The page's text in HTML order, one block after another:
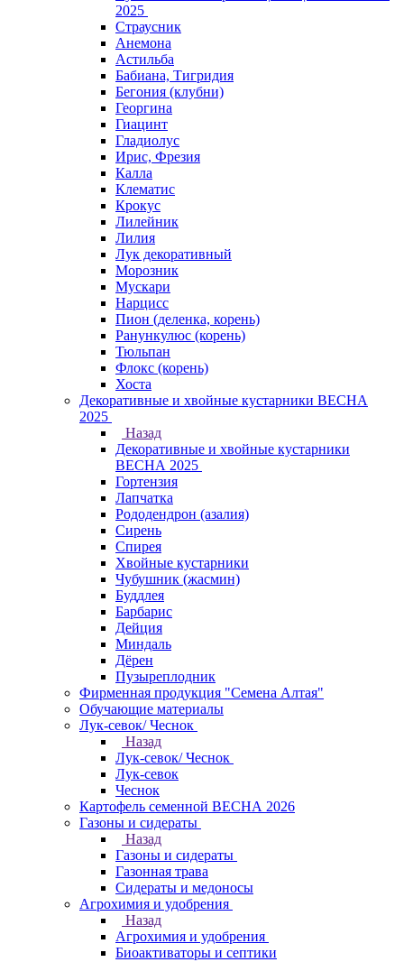
2025
Страусник
Анемона
Астильба
Бабиана, Тигридия
Бегония (клубни)
Георгина
Гиацинт
Гладиолус
Ирис, Фрезия
Калла
Клематис
Крокус
Лилейник
Лилия
Лук декоративный
Морозник
Мускари
Нарцисс
Пион (деленка, корень)
Ранункулюс (корень)
Тюльпан
Флокс (корень)
Хоста
Декоративные и хвойные кустарники ВЕСНА
2025
Назад
Декоративные и хвойные кустарники
ВЕСНА 2025
Гортензия
Лапчатка
Рододендрон (азалия)
Сирень
Спирея
Хвойные кустарники
Чубушник (жасмин)
Буддлея
Барбарис
Дейция
Миндаль
Дёрен
Пузыреплодник
Фирменная продукция "Семена Алтая"
Обучающие материалы
Лук-севок/ Чеснок
Назад
Лук-севок/ Чеснок
Лук-севок
Чеснок
Картофель семенной ВЕСНА 2026
Газоны и сидераты
Назад
Газоны и сидераты
Газонная трава
Сидераты и медоносы
Агрохимия и удобрения
Назад
Агрохимия и удобрения
Биоактиваторы и септики